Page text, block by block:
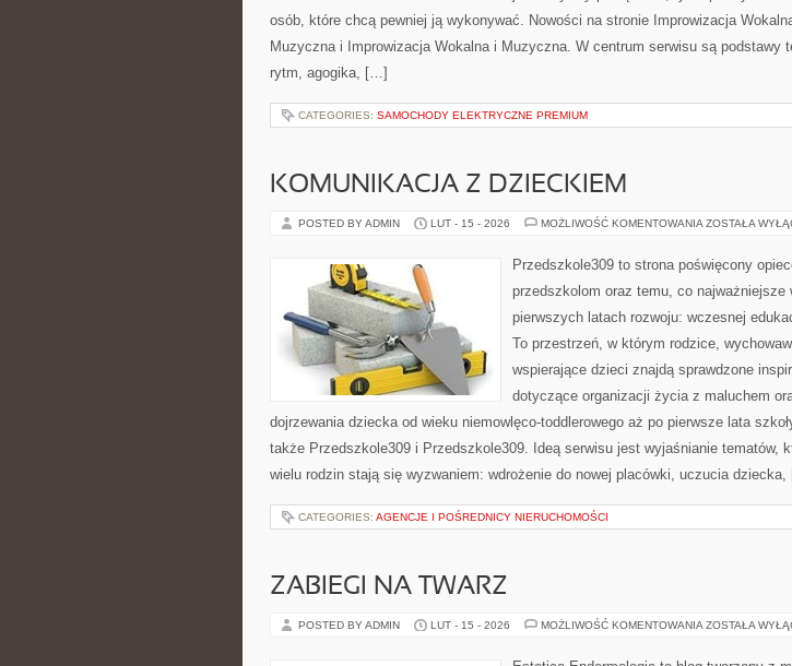
osób, które chcą pewniej ją wykonywać. Nowości na stronie Improwizacja
Muzyczna i Improwizacja Wokalna i Muzyczna. W centrum serwisu są podstawy
rytm, agogika, […]
CATEGORIES: SAMOCHODY ELEKTRYCZNE PREMIUM
KOMUNIKACJA Z DZIECKIEM
POSTED BY ADMIN LUT - 15 - 2026 MOŻLIWOŚĆ KOMENTOWANIA KOMUNIKACJA
ZOSTAŁA
Przedszkole309 to strona poświęcony
przedszkolom oraz temu, co najważniejsze
pierwszych latach rozwoju: wczesnej
To przestrzeń, w którym rodzice,
wspierające dzieci znajdą sprawdzone
dotyczące organizacji życia z maluchem
dojrzewania dziecka od wieku niemowlęco-toddlerowego aż po pierwsze lata
także Przedszkole309 i Przedszkole309. Ideą serwisu jest wyjaśnianie tematów,
wielu rodzin stają się wyzwaniem: wdrożenie do nowej placówki, uczucia
CATEGORIES: AGENCJE I POŚREDNICY NIERUCHOMOŚCI
ZABIEGI NA TWARZ
POSTED BY ADMIN LUT - 15 - 2026 MOŻLIWOŚĆ KOMENTOWANIA ZABIEGI
ZOSTAŁA